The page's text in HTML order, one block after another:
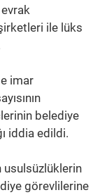
ile lüks
imar
belediye
iddia edildi.
usulsüzlüklerin
görevlilerine